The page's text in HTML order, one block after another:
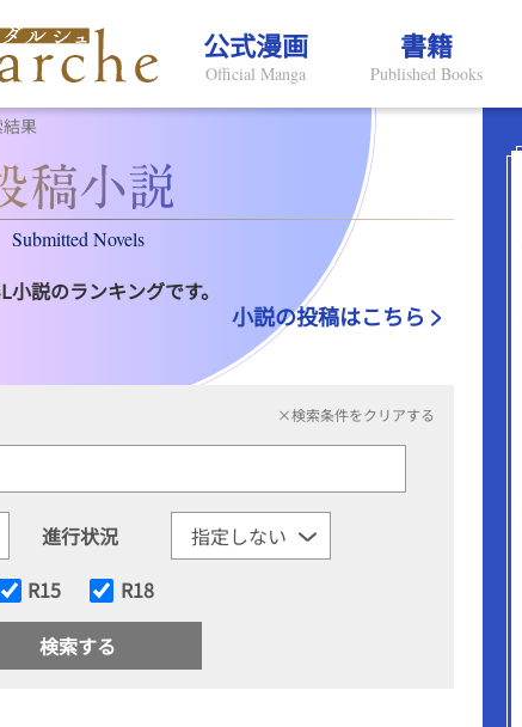
公式漫画
Official Manga
書籍
Published Books
果
Submitted Novels
説のランキングです。
小説の投稿はこちら
×検索条件をクリアする
進行状況
R15 R18